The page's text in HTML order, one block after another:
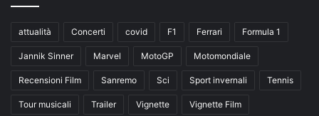
attualità Concerti covid F1 Ferrari Formula 1
Jannik Sinner Marvel MotoGP Motomondiale
Recensioni Film Sanremo Sci Sport invernali Tennis
Tour musicali Trailer Vignette Vignette Film